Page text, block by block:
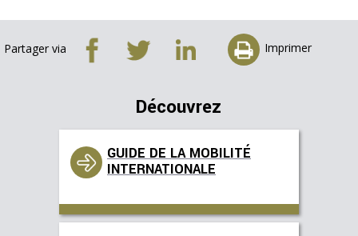
Partager via Imprimer
Découvrez
GUIDE DE LA MOBILITÉ
INTERNATIONALE